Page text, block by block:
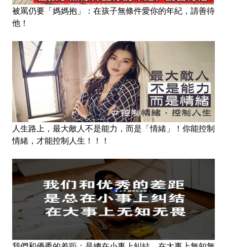
被罵仍要「媽媽抱」：在孩子無條件愛你的年紀，請善待
他！
人生路上，最大敵人不是能力，而是「情緒」！你能控制
情緒，才能控制人生！！！